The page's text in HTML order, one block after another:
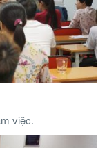
việc.